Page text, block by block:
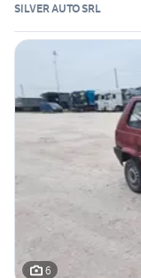
SILVER AUTO SRL
6